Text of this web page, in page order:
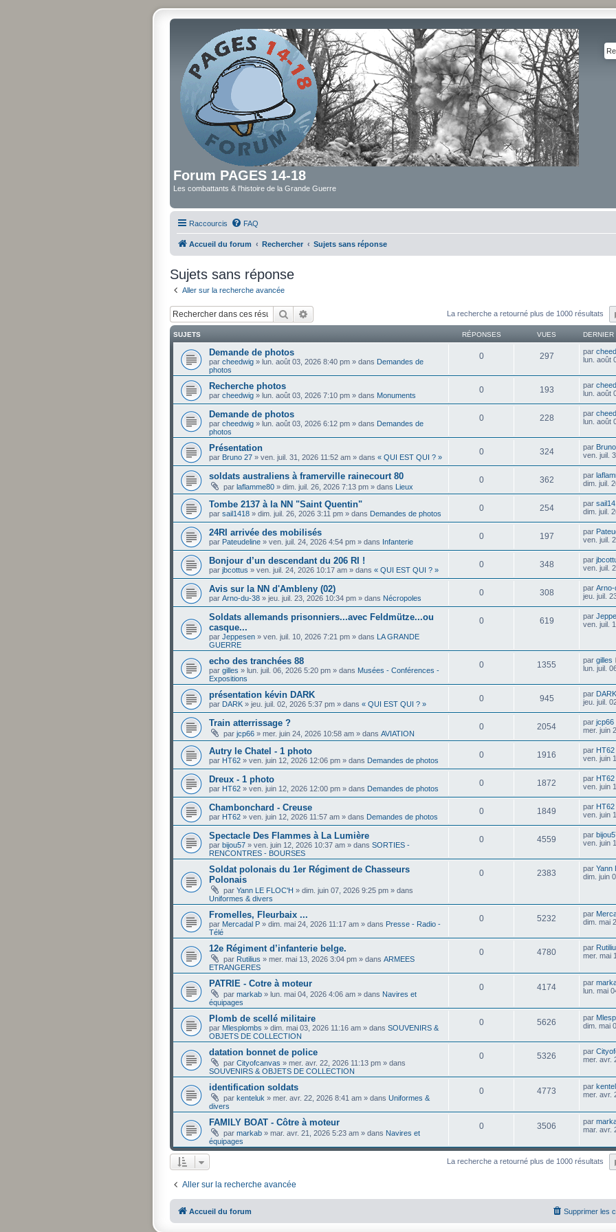
Forum PAGES 14-18
Les combattants & l'histoire de la Grande Guerre
Raccourcis FAQ
Accueil du forum Rechercher Sujets sans réponse
Sujets sans réponse
Aller sur la recherche avancée
Rechercher La recherche a retourné plus de 1000 résultats
SUJETS RÉPONSES VUES
Demande de photos
par cheedwig » lun. août 03, 2026 8:40 pm » dans Demandes de
photos
0 297 par
lun. août
Recherche photos
par cheedwig » lun. août 03, 2026 7:10 pm » dans Monuments
0 193 par
lun. août
Demande de photos
par cheedwig » lun. août 03, 2026 6:12 pm » dans Demandes de
photos
0 228 par
lun. août
Présentation
par Bruno 27 » ven. juil. 31, 2026 11:52 am » dans « QUI EST QUI ? »
0 324 par
ven. juil.
soldats australiens à framerville rainecourt 80
par laflamme80 » dim. juil. 26, 2026 7:13 pm » dans Lieux
0 362 par
dim. juil.
Tombe 2137 à la NN "Saint Quentin"
par sail1418 » dim. juil. 26, 2026 3:11 pm » dans Demandes de photos
0 254 par
dim. juil.
24RI arrivée des mobilisés
par Pateudeline » ven. juil. 24, 2026 4:54 pm » dans Infanterie
0 197 par
ven. juil.
Bonjour d’un descendant du 206 RI !
par jbcottus » ven. juil. 24, 2026 10:17 am » dans « QUI EST QUI ? »
0 348 par
ven. juil.
Avis sur la NN d'Ambleny (02)
par Arno-du-38 » jeu. juil. 23, 2026 10:34 pm » dans Nécropoles
0 308 par Arno-
jeu. juil.
Soldats allemands prisonniers...avec Feldmütze...ou
casque...
par Jeppesen » ven. juil. 10, 2026 7:21 pm » dans LA GRANDE
GUERRE
0 619 par
ven. juil.
echo des tranchées 88
par gilles » lun. juil. 06, 2026 5:20 pm » dans Musées - Conférences -
Expositions
0 1355 par gilles
lun. juil.
présentation kévin DARK
par DARK » jeu. juil. 02, 2026 5:37 pm » dans « QUI EST QUI ? »
0 945 par DARK
jeu. juil.
Train atterrissage ?
par jcp66 » mer. juin 24, 2026 10:58 am » dans AVIATION
0 2054 par jcp66
mer. juin
Autry le Chatel - 1 photo
par HT62 » ven. juin 12, 2026 12:06 pm » dans Demandes de photos
0 1916 par HT62
ven. juin
Dreux - 1 photo
par HT62 » ven. juin 12, 2026 12:00 pm » dans Demandes de photos
0 1872 par HT62
ven. juin
Chambonchard - Creuse
par HT62 » ven. juin 12, 2026 11:57 am » dans Demandes de photos
0 1849 par HT62
ven. juin
Spectacle Des Flammes à La Lumière
par bijou57 » ven. juin 12, 2026 10:37 am » dans SORTIES -
RENCONTRES - BOURSES
0 4559 par
ven. juin
Soldat polonais du 1er Régiment de Chasseurs
Polonais
par Yann LE FLOC'H » dim. juin 07, 2026 9:25 pm » dans
Uniformes & divers
0 2383 par Yann
dim. juin
Fromelles, Fleurbaix ...
par Mercadal P » dim. mai 24, 2026 11:17 am » dans Presse - Radio -
Télé
0 5232 par
dim. mai
12e Régiment d’infanterie belge.
par Rutilius » mer. mai 13, 2026 3:04 pm » dans ARMEES
ETRANGERES
0 4780 par
mer. mai
PATRIE - Cotre à moteur
par markab » lun. mai 04, 2026 4:06 am » dans Navires et
équipages
0 4174 par
lun. mai
Plomb de scellé militaire
par Mlesplombs » dim. mai 03, 2026 11:16 am » dans SOUVENIRS &
OBJETS DE COLLECTION
0 5626 par
dim. mai
datation bonnet de police
par Cityofcanvas » mer. avr. 22, 2026 11:13 pm » dans
SOUVENIRS & OBJETS DE COLLECTION
0 5326 par
mer. avr.
identification soldats
par kenteluk » mer. avr. 22, 2026 8:41 am » dans Uniformes &
divers
0 4773 par
mer. avr.
FAMILY BOAT - Côtre à moteur
par markab » mar. avr. 21, 2026 5:23 am » dans Navires et
équipages
0 3506 par
mar. avr.
La recherche a retourné plus de 1000 résultats
Aller sur la recherche avancée
Accueil du forum Supprimer les